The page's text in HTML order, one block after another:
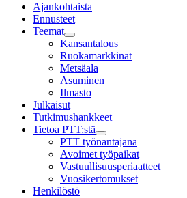
Ajankohtaista
Ennusteet
Teemat
Child
menu
Kansantalous
Ruokamarkkinat
Metsäala
Asuminen
Ilmasto
Julkaisut
Tutkimushankkeet
Tietoa PTT:stä
Child
menu
PTT työnantajana
Avoimet työpaikat
Vastuullisuusperiaatteet
Vuosikertomukset
Henkilöstö